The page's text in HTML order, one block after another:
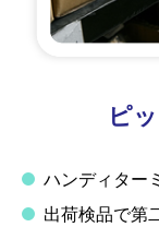
ピ
ハンディター
出荷検品で第